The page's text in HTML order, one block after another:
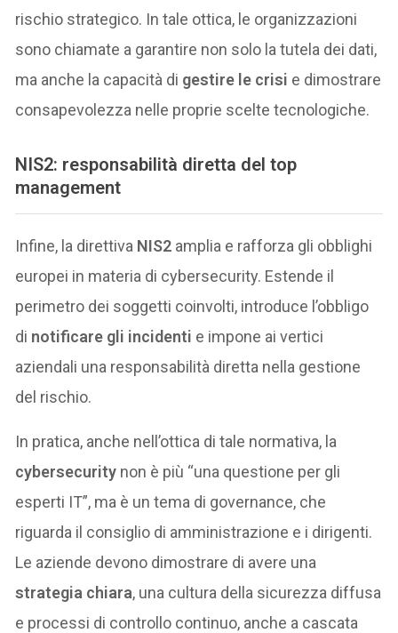
rischio strategico. In tale ottica, le organizzazioni
sono chiamate a garantire non solo la tutela dei dati,
ma anche la capacità di gestire le crisi e dimostrare
consapevolezza nelle proprie scelte tecnologiche.
NIS2: responsabilità diretta del top
management
Infine, la direttiva NIS2 amplia e rafforza gli obblighi
europei in materia di cybersecurity. Estende il
perimetro dei soggetti coinvolti, introduce l’obbligo
di notificare gli incidenti e impone ai vertici
aziendali una responsabilità diretta nella gestione
del rischio.
In pratica, anche nell’ottica di tale normativa, la
cybersecurity non è più “una questione per gli
esperti IT”, ma è un tema di governance, che
riguarda il consiglio di amministrazione e i dirigenti.
Le aziende devono dimostrare di avere una
strategia chiara, una cultura della sicurezza diffusa
e processi di controllo continuo, anche a cascata